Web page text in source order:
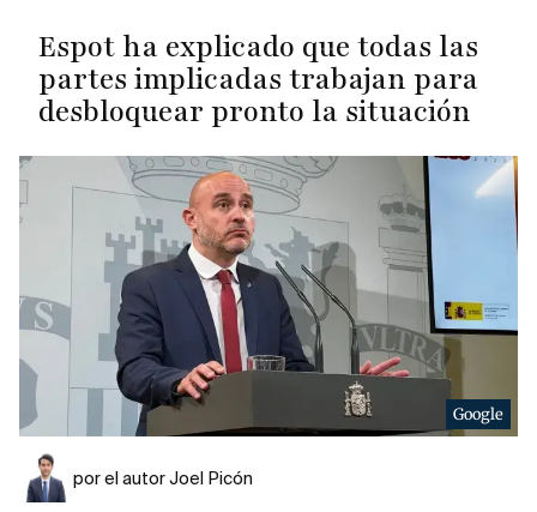
Espot ha explicado que todas las
partes implicadas trabajan para
desbloquear pronto la situación
Google
por el autor Joel Picón